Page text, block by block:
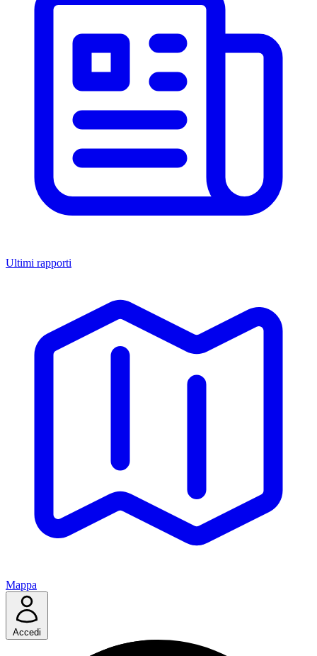
Ultimi rapporti
Mappa
Accedi